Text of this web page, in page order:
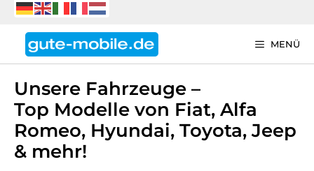
Zum
springen
MENÜ
Unsere Fahrzeuge –
Top Modelle von Fiat, Alfa
Romeo, Hyundai, Toyota, Jeep
& mehr!